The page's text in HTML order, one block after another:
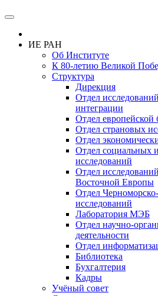
ИЕ РАН
Об Институте
К 80-летию Великой
Структура
Дирекция
Отдел
интеграции
Отдел европейской
Отдел страновых
Отдел
Отдел социальных
исследований
Отдел
Восточной Европы
Отдел
исследований
Лаборатория МЭБ
Отдел научно-
деятельности
Отдел
Библиотека
Бухгалтерия
Кадры
Учёный совет